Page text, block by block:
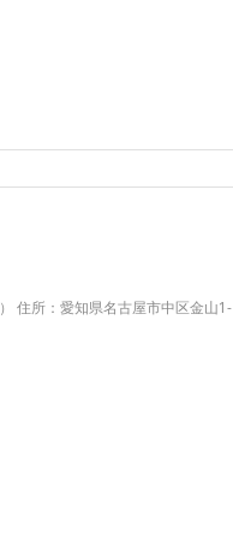
住所：愛知県名古屋市中区金山1-